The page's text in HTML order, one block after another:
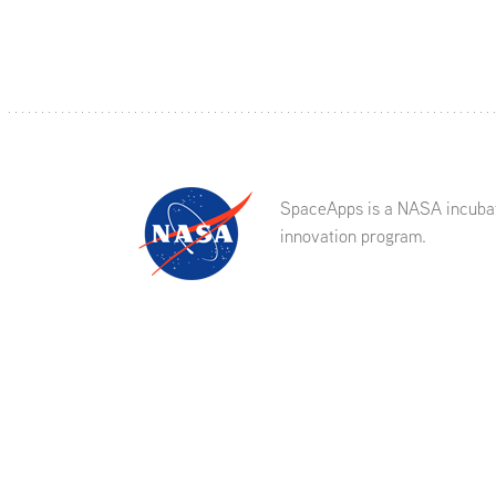
SpaceApps is a NASA
innovation program.